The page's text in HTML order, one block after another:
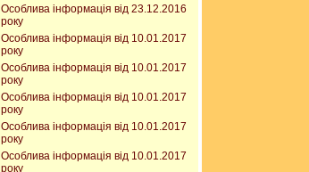
Особлива інформація від 23.12.2016
року
Особлива інформація від 10.01.2017
року
Особлива інформація від 10.01.2017
року
Особлива інформація від 10.01.2017
року
Особлива інформація від 10.01.2017
року
Особлива інформація від 10.01.2017
року